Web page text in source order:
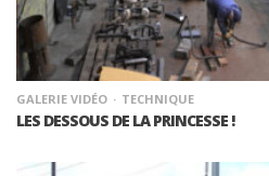
GALERIE VIDÉO TECHNIQUE
LES DESSOUS DE LA PRINCESSE !